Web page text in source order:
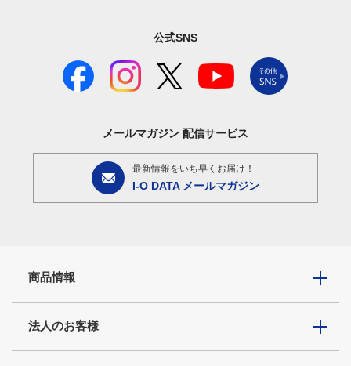
公式SNS
メールマガジン 配信サービス
最新情報をいち早くお届け！
I-O DATA メールマガジン
商品情報
法人のお客様